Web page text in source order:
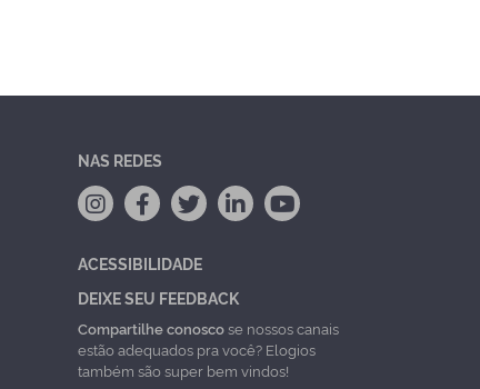
NAS REDES
ACESSIBILIDADE
DEIXE SEU FEEDBACK
Compartilhe conoscose nossos canais
estão adequados pra você? Elogios
também são super bem vindos!